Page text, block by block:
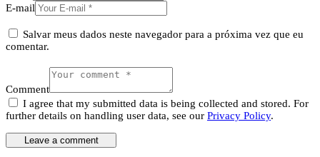
E-mail
Salvar meus dados neste navegador para a próxima vez que eu
comentar.
Comment
I agree that my submitted data is being collected and stored. For
further details on handling user data, see our Privacy Policy.